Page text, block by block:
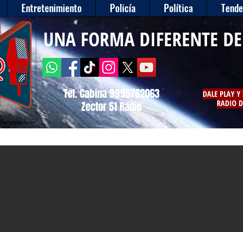
Entretenimiento Policía Política
Tel. Cabina 9995762063
Zector 51 Radio
DALE PLAY
RADIO
UNA FORMA DIFERENTE